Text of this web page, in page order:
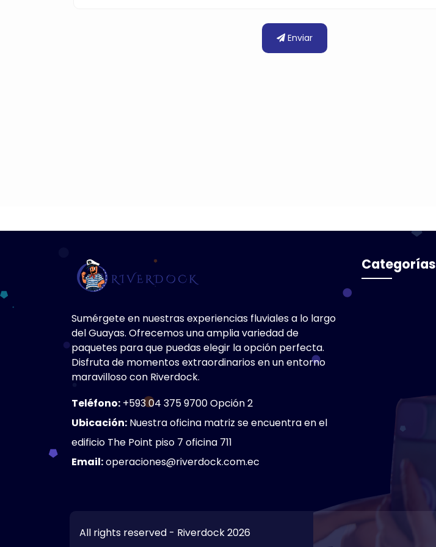
Enviar
Sumérgete en nuestras experiencias fluviales a lo largo
del Guayas. Ofrecemos una amplia variedad de
paquetes para que puedas elegir la opción perfecta.
Disfruta de momentos extraordinarios en un entorno
maravilloso con Riverdock.
Teléfono: +593 04 375 9700 Opción 2
Ubicación: Nuestra oficina matriz se encuentra en el
edificio The Point piso 7 oficina 711
Email:operaciones@riverdock.com.ec
Categorías
All rights reserved - Riverdock 2026